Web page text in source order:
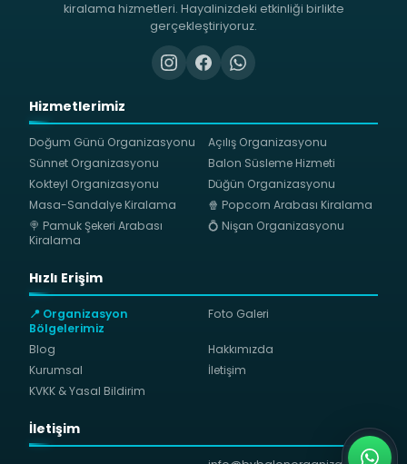
kiralama hizmetleri. Hayalinizdeki etkinliği birlikte
gerçekleştiriyoruz.
Hizmetlerimiz
Doğum Günü Organizasyonu
Açılış Organizasyonu
Sünnet Organizasyonu
Balon Süsleme Hizmeti
Kokteyl Organizasyonu
Düğün Organizasyonu
Masa-Sandalye Kiralama
🍿 Popcorn Arabası Kiralama
🍭 Pamuk Şekeri Arabası
Kiralama
💍 Nişan Organizasyonu
Hızlı Erişim
📍 Organizasyon
Bölgelerimiz
Foto Galeri
Blog
Hakkımızda
Kurumsal
İletişim
KVKK & Yasal Bildirim
İletişim